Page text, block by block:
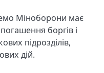
Міноборони має
боргів і
підрозділів,
дій.